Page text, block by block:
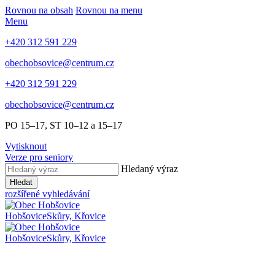
Rovnou na obsah Rovnou na menu
Menu
+420 312 591 229
obechobsovice@centrum.cz
+420 312 591 229
obechobsovice@centrum.cz
PO 15–17, ST 10–12 a 15–17
Vytisknout
Verze pro seniory
Hledaný výraz
Hledat
rozšířené vyhledávání
HobšoviceSkůry, Křovice
HobšoviceSkůry, Křovice